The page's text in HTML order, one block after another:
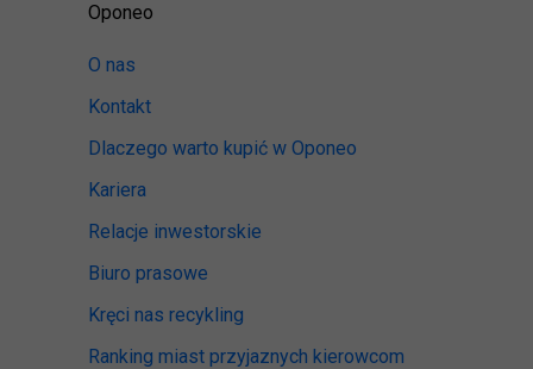
Oponeo
O nas
Kontakt
Dlaczego warto kupić w Oponeo
Kariera
Relacje inwestorskie
Biuro prasowe
Kręci nas recykling
Ranking miast przyjaznych kierowcom